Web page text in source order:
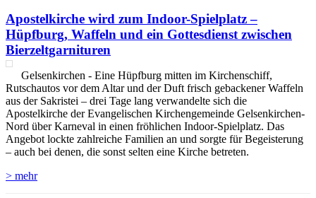
Apostelkirche wird zum Indoor-Spielplatz –
Hüpfburg, Waffeln und ein Gottesdienst zwischen
Bierzeltgarnituren
Gelsenkirchen - Eine Hüpfburg mitten im Kirchenschiff,
Rutschautos vor dem Altar und der Duft frisch gebackener Waffeln
aus der Sakristei – drei Tage lang verwandelte sich die
Apostelkirche der Evangelischen Kirchengemeinde Gelsenkirchen-
Nord über Karneval in einen fröhlichen Indoor-Spielplatz. Das
Angebot lockte zahlreiche Familien an und sorgte für Begeisterung
– auch bei denen, die sonst selten eine Kirche betreten.
> mehr